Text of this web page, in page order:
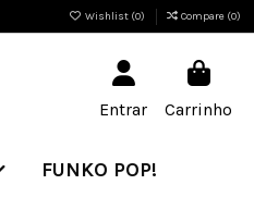
Wishlist (0) Compare (0)
Entrar Carrinho
FUNKO POP!